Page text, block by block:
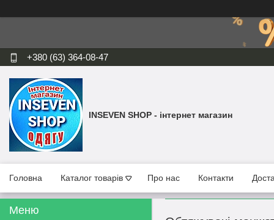
+380 (63) 364-08-47
INSEVEN SHOP - інтернет магазин
Головна Каталог товарів Про нас Контакти